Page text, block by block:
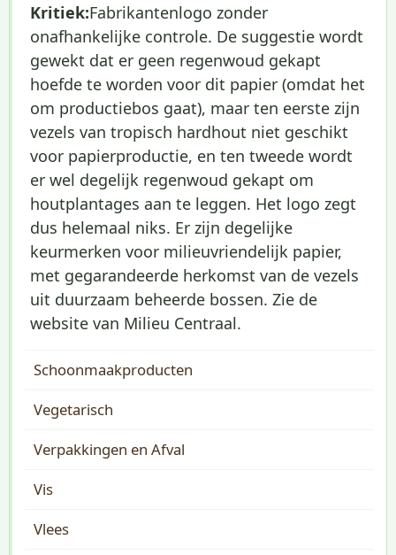
Kritiek:Fabrikantenlogo zonder
onafhankelijke controle. De suggestie wordt
gewekt dat er geen regenwoud gekapt
hoefde te worden voor dit papier (omdat het
om productiebos gaat), maar ten eerste zijn
vezels van tropisch hardhout niet geschikt
voor papierproductie, en ten tweede wordt
er wel degelijk regenwoud gekapt om
houtplantages aan te leggen. Het logo zegt
dus helemaal niks. Er zijn degelijke
keurmerken voor milieuvriendelijk papier,
met gegarandeerde herkomst van de vezels
uit duurzaam beheerde bossen. Zie de
website van Milieu Centraal.
Schoonmaakproducten
Vegetarisch
Verpakkingen en Afval
Vis
Vlees